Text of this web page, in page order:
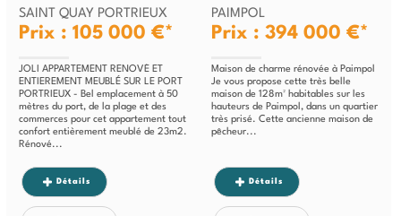
SAINT QUAY PORTRIEUX
Prix : 105 000 €*
JOLI APPARTEMENT RENOVÉ ET
ENTIEREMENT MEUBLÉ SUR LE PORT
PORTRIEUX - Bel emplacement à 50
mètres du port, de la plage et des
commerces pour cet appartement tout
confort entièrement meublé de 23m2.
Rénové...
Détails
PAIMPOL
Prix : 394 000 €*
Maison de charme rénovée à Paimpol
Je vous propose cette très belle
maison de 128m² habitables sur les
hauteurs de Paimpol, dans un quartier
très prisé. Cette ancienne maison de
pêcheur...
Détails